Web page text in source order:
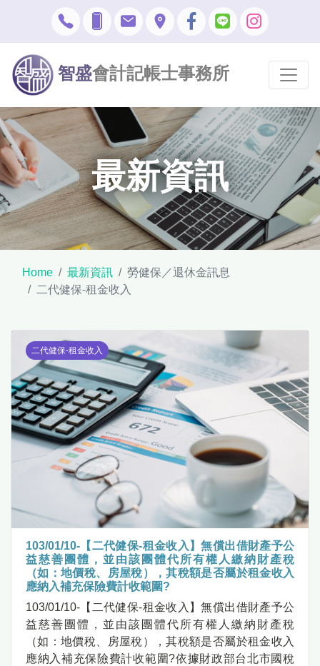
智盛會計記帳士事務所
最新資訊
Home 最新資訊
勞健保／退休金訊息
二代健保-租金收入
二代健保-租金收入
103/01/10-【二代健保-租金收入】無償出借財產予公
益慈善團體，並由該團體代所有權人繳納財產稅
（如：地價稅、房屋稅），其稅額是否屬於租金收入
應納入補充保險費計收範圍?
103/01/10-【二代健保-租金收入】無償出借財產予公
益慈善團體，並由該團體代所有權人繳納財產稅
（如：地價稅、房屋稅），其稅額是否屬於租金收入
應納入補充保險費計收範圍?依據財政部台北市國稅